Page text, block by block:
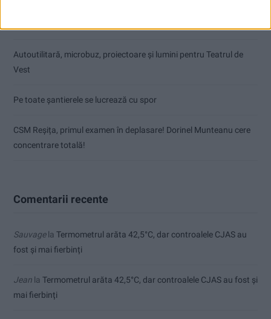
Autoutilitară, microbuz, proiectoare și lumini pentru Teatrul de
Vest
Pe toate șantierele se lucrează cu spor
CSM Reșița, primul examen în deplasare! Dorinel Munteanu cere
concentrare totală!
Comentarii recente
Sauvagela Termometrul arăta 42,5°C, dar controalele CJAS au
fost și mai fierbinți
Jean la Termometrul arăta 42,5°C, dar controalele CJAS au fost și
mai fierbinți